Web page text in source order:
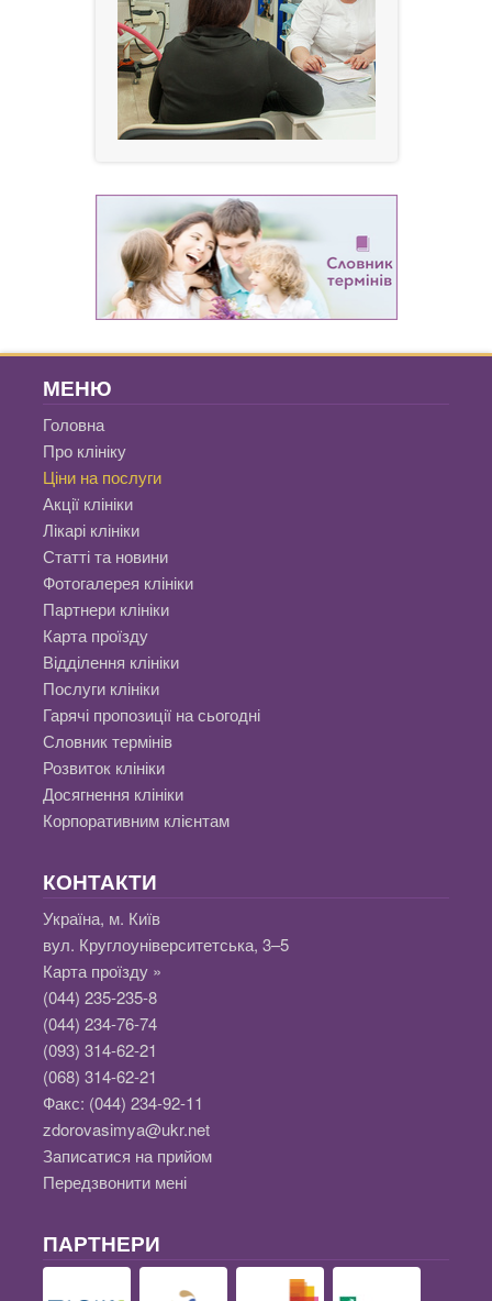
МЕНЮ
Головна
Про клініку
Ціни на послуги
Акції клініки
Лікарі клініки
Статті та новини
Фотогалерея клініки
Партнери клініки
Карта проїзду
Відділення клініки
Послуги клініки
Гарячі пропозиції на сьогодні
Словник термінів
Розвиток клініки
Досягнення клініки
Корпоративним клієнтам
КОНТАКТИ
Україна, м. Київ
вул. Круглоуніверситетська, 3–5
Карта проїзду »
(044) 235-235-8
(044) 234-76-74
(093) 314-62-21
(068) 314-62-21
Факс: (044) 234-92-11
zdorovasimya@ukr.net
Записатися на прийом
Передзвонити мені
ПАРТНЕРИ